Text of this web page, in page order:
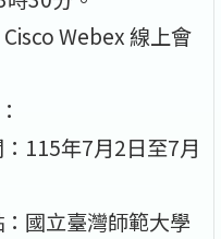
Webex 線上會
115年7月2日至7月
國立臺灣師範大學